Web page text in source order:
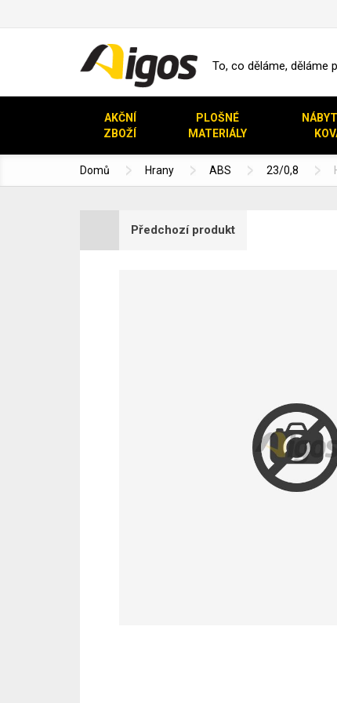
To, co děláme, děláme
AKČNÍ
ZBOŽÍ
PLOŠNÉ
MATERIÁLY
Domů Hrany ABS 23/0,8
Předchozí produkt